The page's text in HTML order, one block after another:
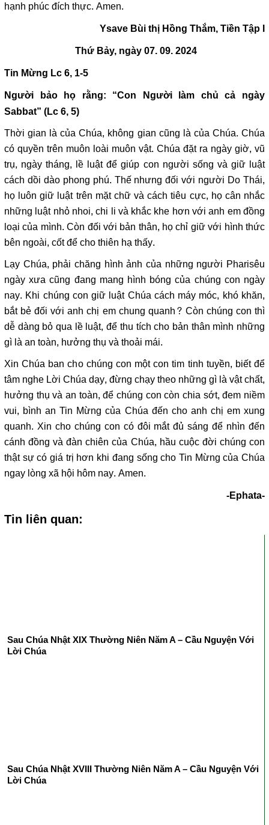
hạnh phúc đích thực. Amen.
Ysave Bùi thị Hồng Thắm, Tiền Tập I
Thứ Bảy, ngày 07. 09. 2024
Tin Mừng Lc 6, 1-5
Người bảo họ rằng: “Con Người làm chủ cả ngày
Sabbat” (Lc 6, 5)
Thời gian là của Chúa, không gian cũng là của Chúa. Chúa
có quyền trên muôn loài muôn vật. Chúa đặt ra ngày giờ, vũ
trụ, ngày tháng, lề luật để giúp con người sống và giữ luật
cách dồi dào phong phú. Thế nhưng đối với người Do Thái,
họ luôn giữ luật trên mặt chữ và cách tiêu cực, họ cân nhắc
những luật nhỏ nhoi, chi li và khắc khe hơn với anh em đồng
loại của mình. Còn đối với bản thân, họ chỉ giữ với hình thức
bên ngoài, cốt để cho thiên hạ thấy.
Lạy Chúa, phải chăng hình ảnh của những người Pharisêu
ngày xưa cũng đang mang hình bóng của chúng con ngày
nay. Khi chúng con giữ luật Chúa cách máy móc, khó khăn,
bắt bẻ đối với anh chị em chung quanh? Còn chúng con thì
dễ dàng bỏ qua lề luật, để thu tích cho bản thân mình những
gì là an toàn, hưởng thụ và thoải mái.
Xin Chúa ban cho chúng con một con tim tinh tuyền, biết để
tâm nghe Lời Chúa dạy, đừng chạy theo những gì là vật chất,
hưởng thụ và an toàn, để chúng con còn chia sớt, đem niềm
vui, bình an Tin Mừng của Chúa đến cho anh chị em xung
quanh. Xin cho chúng con có đôi mắt đủ sáng để nhìn đến
cánh đồng và đàn chiên của Chúa, hầu cuộc đời chúng con
thật sự có giá trị hơn khi đang sống cho Tin Mừng của Chúa
ngay lòng xã hội hôm nay. Amen.
-Ephata-
Tin liên quan:
Sau Chúa Nhật XIX Thường Niên Năm A – Cầu Nguyện Với
Lời Chúa
Sau Chúa Nhật XVIII Thường Niên Năm A – Cầu Nguyện Với
Lời Chúa